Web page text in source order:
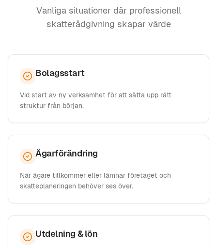
Vanliga situationer där professionell
skatterådgivning skapar värde
Bolagsstart
Vid start av ny verksamhet för att sätta upp rätt
struktur från början.
Ägarförändring
När ägare tillkommer eller lämnar företaget och
skatteplaneringen behöver ses över.
Utdelning & lön